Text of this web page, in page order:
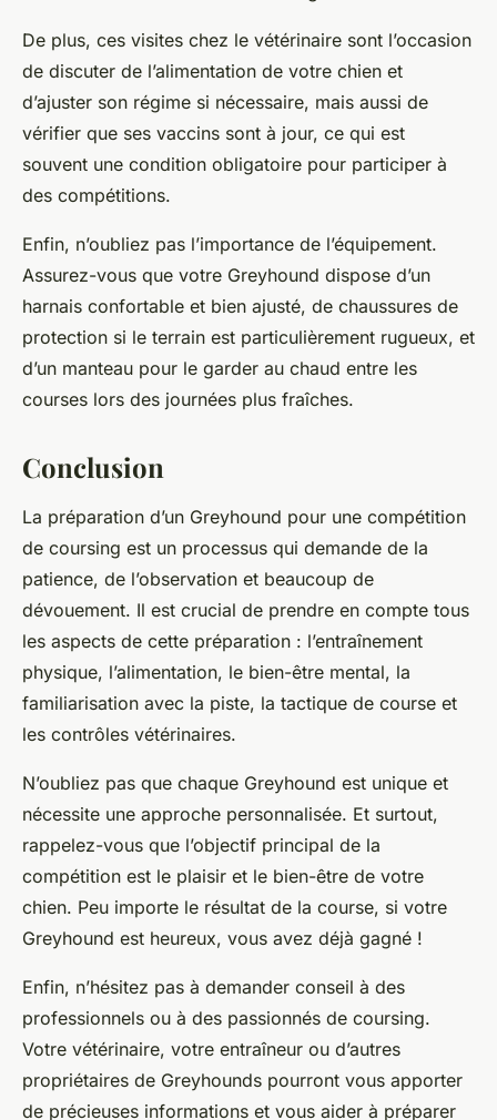
De plus, ces visites chez le vétérinaire sont l’occasion
de discuter de l’alimentation de votre chien et
d’ajuster son régime si nécessaire, mais aussi de
vérifier que ses vaccins sont à jour, ce qui est
souvent une condition obligatoire pour participer à
des compétitions.
Enfin, n’oubliez pas l’importance de l’équipement.
Assurez-vous que votre Greyhound dispose d’un
harnais confortable et bien ajusté, de chaussures de
protection si le terrain est particulièrement rugueux, et
d’un manteau pour le garder au chaud entre les
courses lors des journées plus fraîches.
Conclusion
La préparation d’un Greyhound pour une compétition
de coursing est un processus qui demande de la
patience, de l’observation et beaucoup de
dévouement. Il est crucial de prendre en compte tous
les aspects de cette préparation : l’entraînement
physique, l’alimentation, le bien-être mental, la
familiarisation avec la piste, la tactique de course et
les contrôles vétérinaires.
N’oubliez pas que chaque Greyhound est unique et
nécessite une approche personnalisée. Et surtout,
rappelez-vous que l’objectif principal de la
compétition est le plaisir et le bien-être de votre
chien. Peu importe le résultat de la course, si votre
Greyhound est heureux, vous avez déjà gagné !
Enfin, n’hésitez pas à demander conseil à des
professionnels ou à des passionnés de coursing.
Votre vétérinaire, votre entraîneur ou d’autres
propriétaires de Greyhounds pourront vous apporter
de précieuses informations et vous aider à préparer